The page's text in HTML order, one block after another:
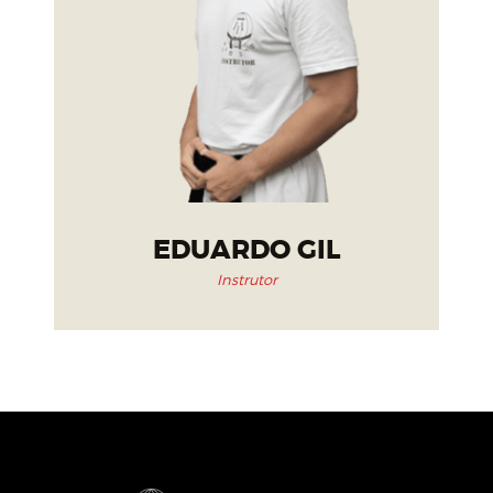
EDUARDO GIL
Instrutor